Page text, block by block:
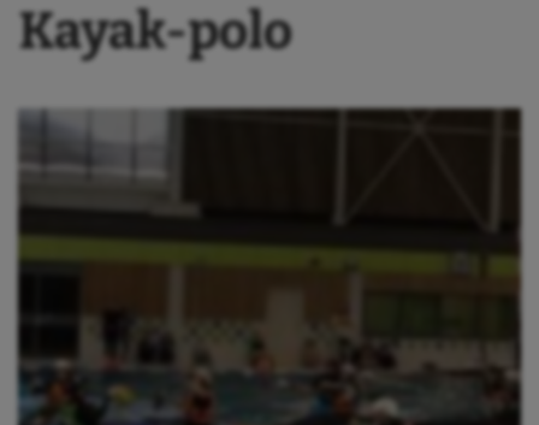
Kayak-polo